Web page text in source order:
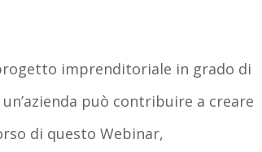
imprenditoriale in grado di
può contribuire a creare
di questo Webinar,